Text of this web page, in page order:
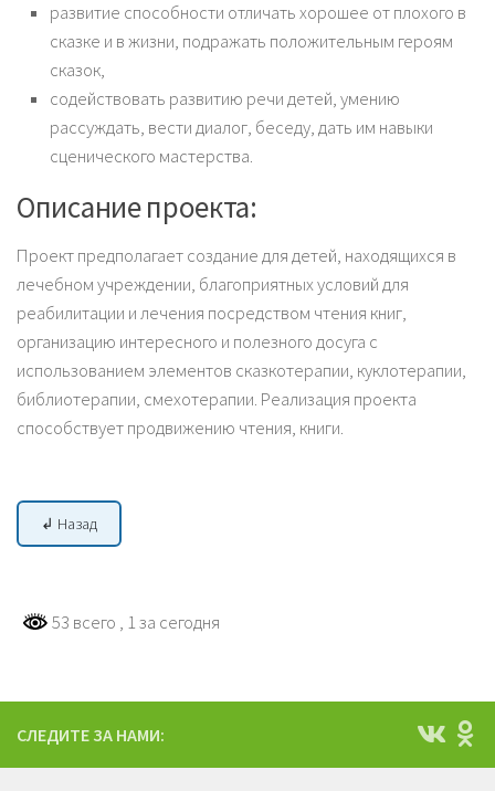
развитие способности отличать хорошее от плохого в
сказке и в жизни, подражать положительным героям
сказок,
содействовать развитию речи детей, умению
рассуждать, вести диалог, беседу, дать им навыки
сценического мастерства.
Описание проекта:
Проект предполагает создание для детей, находящихся в
лечебном учреждении, благоприятных условий для
реабилитации и лечения посредством чтения книг,
организацию интересного и полезного досуга с
использованием элементов сказкотерапии, куклотерапии,
библиотерапии, смехотерапии. Реализация проекта
способствует продвижению чтения, книги.
↲ Назад
53 всего , 1 за сегодня
СЛЕДИТЕ ЗА НАМИ: